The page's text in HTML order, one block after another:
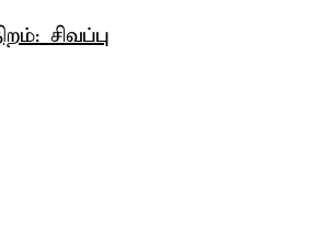
சிவப்பு